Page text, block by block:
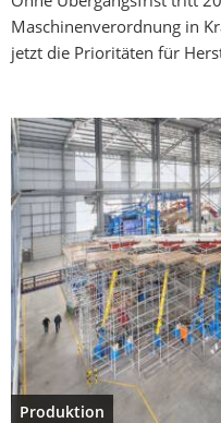
Maschinenverordnung in
jetzt die Prioritäten für
Produktion